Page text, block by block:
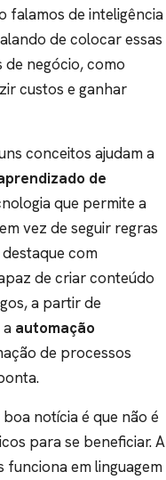
falamos de inteligência
de colocar essas
negócio, como
custos e ganhar
conceitos ajudam a
de
que permite a
vez de seguir regras
com
de criar conteúdo
a partir de
a automação
de processos
notícia é que não é
para se beneficiar. A
em linguagem